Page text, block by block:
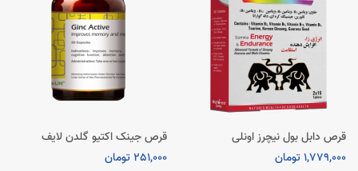
قرص دابل بول نیچرز اونلی
1,779,000 تومان
قرص جینک اکتیو گلدن لایف
251,000 تومان